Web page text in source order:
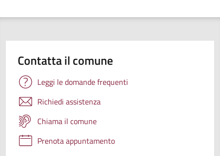
Contatta il comune
Leggi le domande frequenti
Richiedi assistenza
Chiama il comune
Prenota appuntamento